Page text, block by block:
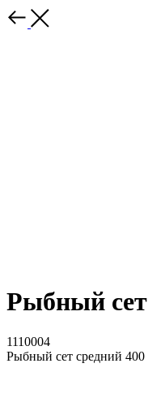
Рыбный сет
1110004
Рыбный сет средний 400